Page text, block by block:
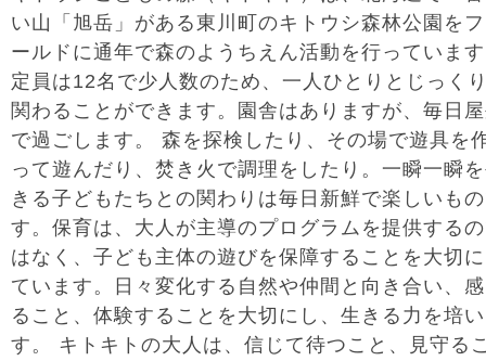
い山「旭岳」がある東川町のキトウシ森林公園を
ールドに通年で森のようちえん活動を行っていま
定員は12名で少人数のため、一人ひとりとじっく
関わることができます。園舎はありますが、毎日
で過ごします。 森を探検したり、その場で遊具を
って遊んだり、焚き火で調理をしたり。一瞬一瞬
きる子どもたちとの関わりは毎日新鮮で楽しいも
す。保育は、大人が主導のプログラムを提供する
はなく、子ども主体の遊びを保障することを大切
ています。日々変化する自然や仲間と向き合い、
ること、体験することを大切にし、生きる力を培
す。 キトキトの大人は、信じて待つこと、見守る